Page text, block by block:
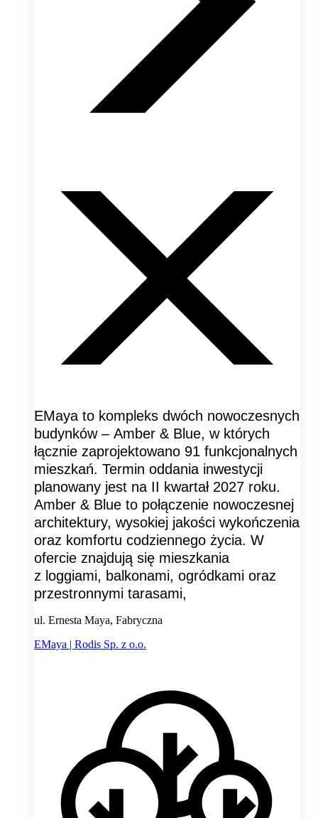
EMaya to kompleks dwóch nowoczesnych
budynków – Amber & Blue, w których
łącznie zaprojektowano 91 funkcjonalnych
mieszkań. Termin oddania inwestycji
planowany jest na II kwartał 2027 roku.
Amber & Blue to połączenie nowoczesnej
architektury, wysokiej jakości wykończenia
oraz komfortu codziennego życia. W
ofercie znajdują się mieszkania
z loggiami, balkonami, ogródkami oraz
przestronnymi tarasami,
ul. Ernesta Maya, Fabryczna
EMaya | Rodis Sp. z o.o.